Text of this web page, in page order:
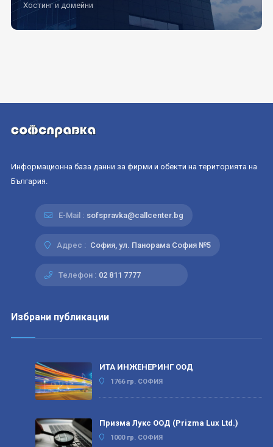
Хостинг и домейни
Информационна база данни за фирми и обекти на територията на
България.
E-Mail : sofspravka@callcenter.bg
Адрес : София, ул. Панорама София №5
Телефон : 02 811 7777
Избрани публикации
ИТА ИНЖЕНЕРИНГ ООД
1766 гр. СОФИЯ
Призма Лукс ООД (Prizma Lux Ltd.)
1000 гр. СОФИЯ